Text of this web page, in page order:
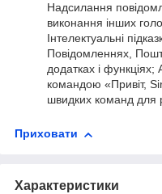
Надсилання
виконання інших
Інтелектуальні
Повідомленнях,
додатках і функціях;
командою «Привіт,
швидких команд для
Приховати
Характеристики